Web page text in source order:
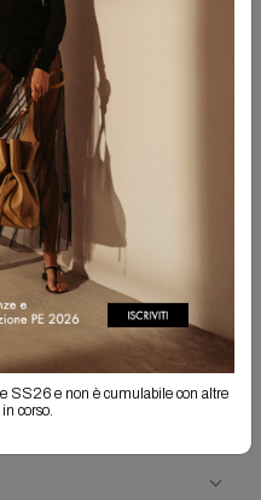
sulle collezioni e
visione dell'
sul trattamento
per le finalità indicate.
SS26 e non è cumulabile con altre
corso.